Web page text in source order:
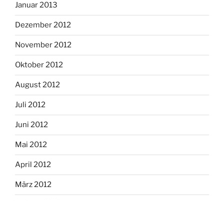
Januar 2013
Dezember 2012
November 2012
Oktober 2012
August 2012
Juli 2012
Juni 2012
Mai 2012
April 2012
März 2012